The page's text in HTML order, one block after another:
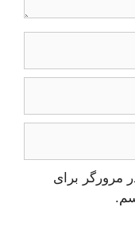
مرورگر برای